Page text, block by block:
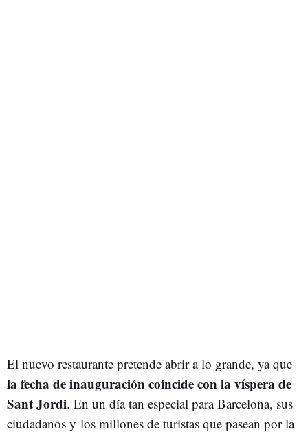
El nuevo restaurante pretende abrir a lo grande, ya que
la fecha de inauguración coincide con la víspera de
Sant Jordi. En un día tan especial para Barcelona, sus
ciudadanos y los millones de turistas que pasean por la